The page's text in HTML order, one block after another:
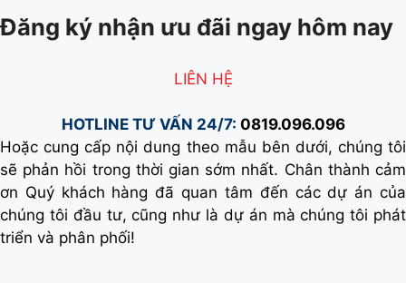
Đăng ký nhận ưu đãi ngay hôm nay
LIÊN HỆ
HOTLINE TƯ VẤN 24/7: 0819.096.096
Hoặc cung cấp nội dung theo mẫu bên dưới, chúng tôi
sẽ phản hồi trong thời gian sớm nhất. Chân thành cảm
ơn Quý khách hàng đã quan tâm đến các dự án của
chúng tôi đầu tư, cũng như là dự án mà chúng tôi phát
triển và phân phối!